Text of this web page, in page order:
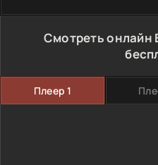
Смотреть онлайн
Плеер 1